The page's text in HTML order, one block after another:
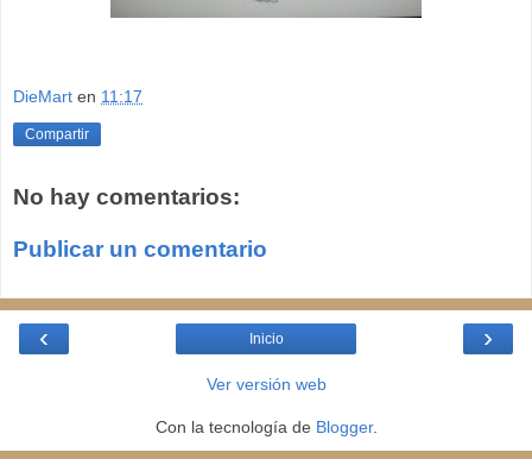
DieMart en 11:17
Compartir
No hay comentarios:
Publicar un comentario
‹ ›
Inicio
Ver versión web
Con la tecnología de Blogger.